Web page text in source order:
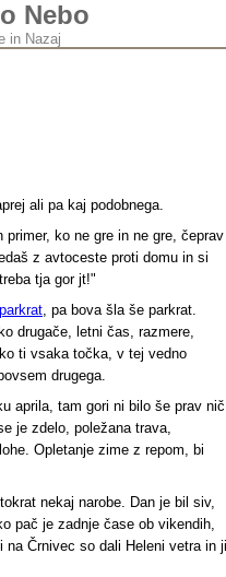
Nebo
in Nazaj
ali pa kaj podobnega.
ko ne gre in ne gre, čeprav
z avtoceste proti domu in si
tja gor jt!"
, pa bova šla še parkrat.
drugače, letni čas, razmere,
ti vsaka točka, v tej vedno
drugega.
aprila, tam gori ni bilo še prav nič
je zdelo, poležana trava,
Opletanje zime z repom, bi
nekaj narobe. Dan je bil siv,
pač je zadnje čase ob vikendih,
Črnivec so dali Heleni vetra in ji